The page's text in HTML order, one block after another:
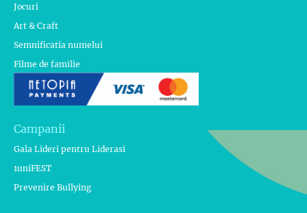
Jocuri
Art & Craft
Semnificatia numelui
Filme de familie
Campanii
Gala Lideri pentru Liderasi
1uniFEST
Prevenire Bullying